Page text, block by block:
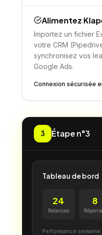
Alimentez
Importez un fichier
votre CRM
synchronisez vos
Google Ads.
Connexion sécurisée
3 Étape n°3
Tableau de bord
24
Relances
8
Performance semaine